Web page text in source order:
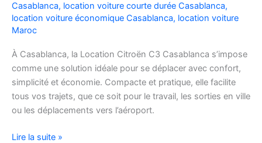
Casablanca, location voiture courte durée Casablanca,
location voiture économique Casablanca, location voiture
Maroc
À Casablanca, la Location Citroën C3 Casablanca s’impose
comme une solution idéale pour se déplacer avec confort,
simplicité et économie. Compacte et pratique, elle facilite
tous vos trajets, que ce soit pour le travail, les sorties en ville
ou les déplacements vers l’aéroport.
Location
Lire la suite »